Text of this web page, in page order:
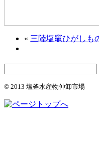
« 三陸塩竈ひがしも
© 2013 塩釜水産物仲卸市場